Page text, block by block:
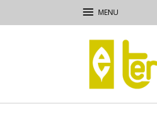
Terra
e
Vita